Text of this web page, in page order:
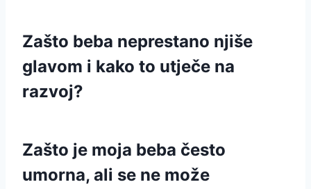
Zašto beba neprestano njiše
glavom i kako to utječe na
razvoj?
Zašto je moja beba često
umorna, ali se ne može